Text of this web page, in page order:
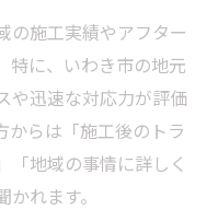
の施工実績やアフター
特に、いわき市の地元
や迅速な対応力が評価
からは「施工後のトラ
「地域の事情に詳しく
れます。